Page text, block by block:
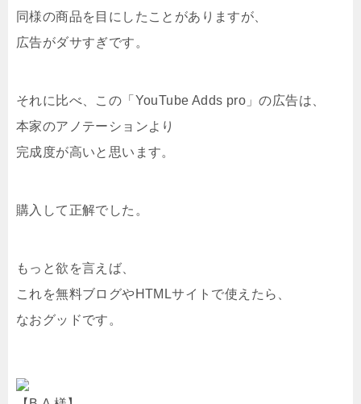
同様の商品を目にしたことがありますが、
広告がダサすぎです。
それに比べ、この「YouTube Adds pro」の広告は、
本家のアノテーションより
完成度が高いと思います。
購入して正解でした。
もっと欲を言えば、
これを無料ブログやHTMLサイトで使えたら、
なおグッドです。